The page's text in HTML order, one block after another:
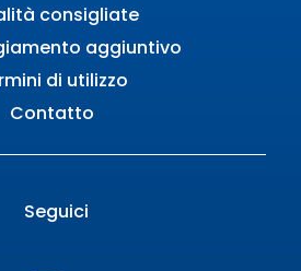
consigliate
aggiuntivo
di utilizzo
Contatto
Seguici